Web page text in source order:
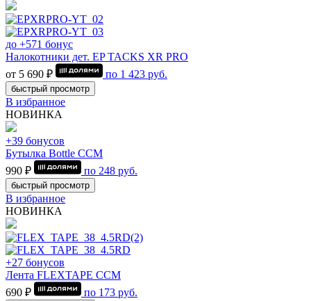
до +571 бонус
Налокотники дет. EP TACKS XR PRO
от 5 690 ₽
по 1 423 руб.
быстрый просмотр
В избранное
НОВИНКА
+39 бонусов
Бутылка Bottle CCM
990 ₽
по 248 руб.
быстрый просмотр
В избранное
НОВИНКА
+27 бонусов
Лента FLEXTAPE CCM
690 ₽
по 173 руб.